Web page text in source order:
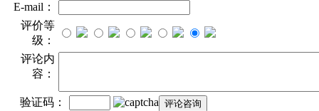
E-mail：
评价等
级：
评论内
容：
验证码：